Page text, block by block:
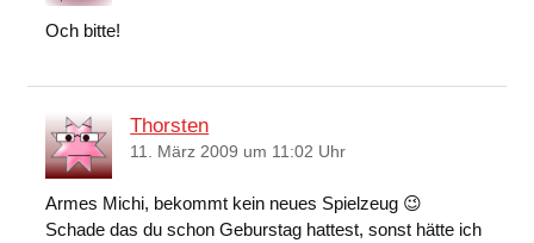
Och bitte!
Thorsten
11. März 2009 um 11:02 Uhr
Armes Michi, bekommt kein neues Spielzeug 😉
Schade das du schon Geburstag hattest, sonst hätte ich